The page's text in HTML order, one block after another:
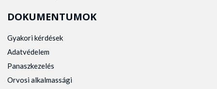
DOKUMENTUMOK
Gyakori kérdések
Adatvédelem
Panaszkezelés
Orvosi alkalmassági